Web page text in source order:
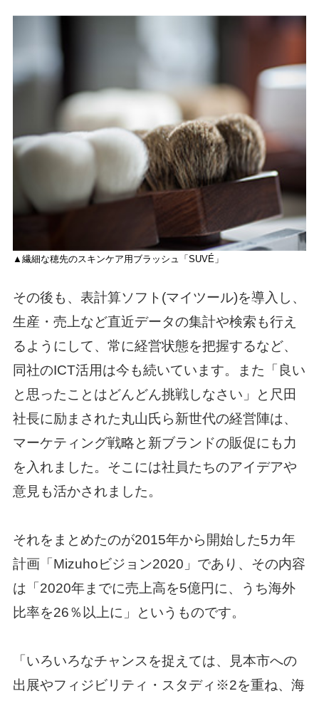
▲繊細な穂先のスキンケア用ブラッシュ「SUVÉ」
その後も、表計算ソフト(マイツール)を導入し、
生産・売上など直近データの集計や検索も行え
るようにして、常に経営状態を把握するなど、
同社のICT活用は今も続いています。また「良い
と思ったことはどんどん挑戦しなさい」と尺田
社長に励まされた丸山氏ら新世代の経営陣は、
マーケティング戦略と新ブランドの販促にも力
を入れました。そこには社員たちのアイデアや
意見も活かされました。
それをまとめたのが2015年から開始した5カ年
計画「Mizuhoビジョン2020」であり、その内容
は「2020年までに売上高を5億円に、うち海外
比率を26％以上に」というものです。
「いろいろなチャンスを捉えては、見本市への
出展やフィジビリティ・スタディ※2を重ね、海